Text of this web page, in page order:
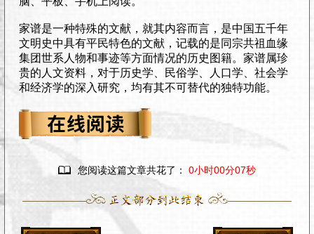
家谱是一种特殊的文献，就其内容而言，是中国五千年
文明史中具有平民特色的文献，记载的是同宗共祖血缘
集团世系人物和事迹等方面情况的历史图籍。家谱属珍
贵的人文资料，对于历史学、民俗学、人口学、社会学
和经济学的深入研究，均有其不可替代的独特功能。
 您阅读这篇文章共花了： 0小时00分07秒